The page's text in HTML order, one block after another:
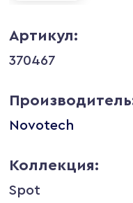
Артикул:
370467
Novotech
Коллекция:
Spot